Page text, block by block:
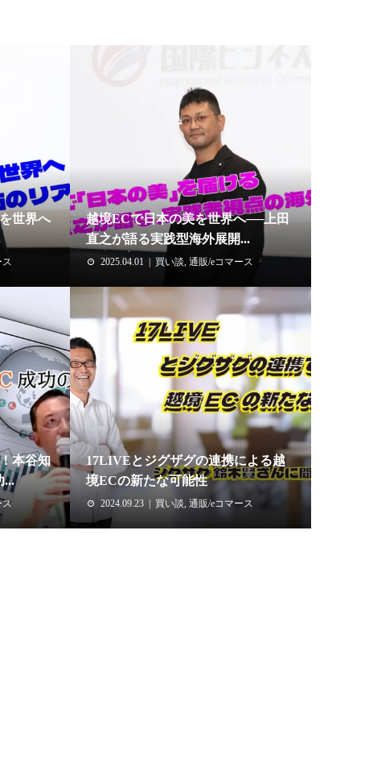
世界へ
ス
越境ECで日本の美を世界へ──上田
直之が語る実践型海外展開...
2025.04.01 買い談, 通販/eコマース
本谷知
...
ス
17LIVEとジグザグの連携による越
境ECの新たな可能性
2024.09.23 買い談, 通販/eコマース